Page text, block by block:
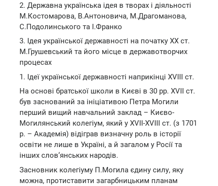
2. Державна українська ідея в творах і діяльності
М.Костомарова, В.Антоновича, М.Драгоманова,
С.Подолинського та І.Франко
3. Ідея української державності на початку ХХ ст.
М.Грушевський та його місце в державотворчих
процесах
1. Ідеї української державності наприкінці XVIII ст.
На основі братської школи в Києві в 30 рр. ХVII ст.
був заснований за ініціативою Петра Могили
перший вищий навчальний заклад – Києво-
Могилянський колегіум, який у ХVII-ХVІІІ ст. (з 1701
р. – Академія) відіграв визначну роль в історії
освіти не лише в Україні, а й загалом у Росії та
інших слов‘янських народів.
Засновник колегіуму П.Могила єдину силу, яку
можна, протиставити загарбницьким планам